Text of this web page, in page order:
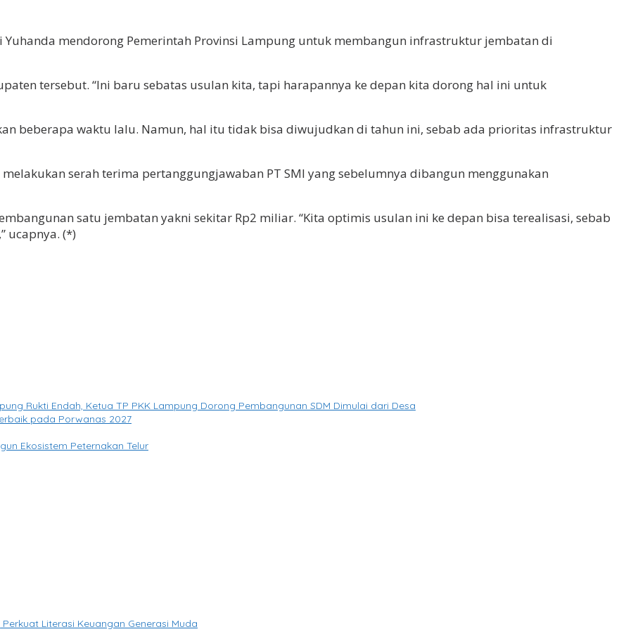
Yuhanda mendorong Pemerintah Provinsi Lampung untuk membangun infrastruktur jembatan di
tersebut. “Ini baru sebatas usulan kita, tapi harapannya ke depan kita dorong hal ini untuk
beberapa waktu lalu. Namun, hal itu tidak bisa diwujudkan di tahun ini, sebab ada prioritas infrastruktur
serah terima pertanggungjawaban PT SMI yang sebelumnya dibangun menggunakan
satu jembatan yakni sekitar Rp2 miliar. “Kita optimis usulan ini ke depan bisa terealisasi, sebab
ucapnya. (*)
Rukti Endah, Ketua TP PKK Lampung Dorong Pembangunan SDM Dimulai dari Desa
pada Porwanas 2027
Ekosistem Peternakan Telur
Literasi Keuangan Generasi Muda